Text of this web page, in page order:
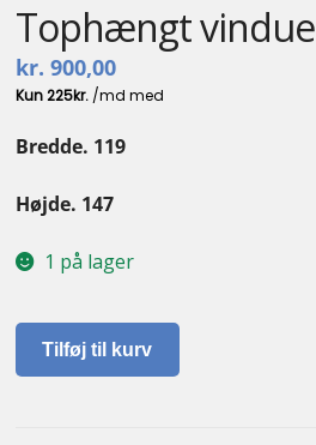
Tophængt vindue
kr. 900,00
Bredde. 119
Højde. 147
1 på lager
Tophængt
vindue
Tilføj til kurv